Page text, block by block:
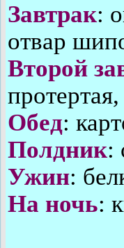
Завтрак:
отвар
Второй
Обед:
Полдник:
Ужин:
На ночь: